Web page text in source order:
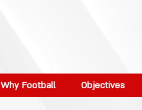
Why Football Objectives